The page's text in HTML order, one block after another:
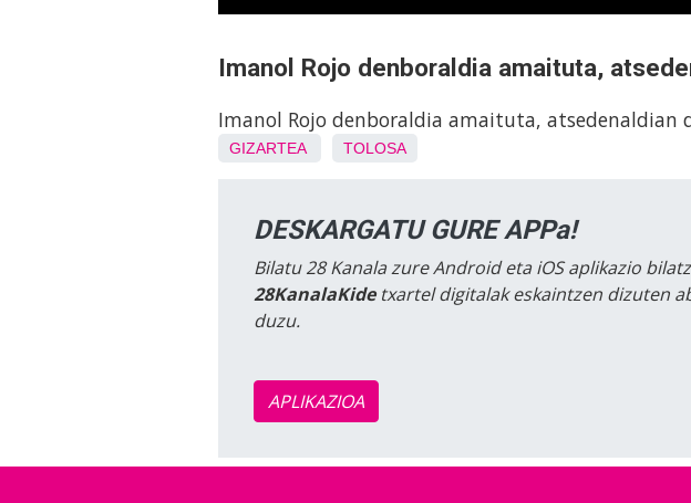
Imanol Rojo denboraldia amaituta,
Imanol Rojo denboraldia amaituta, atsedenaldian
GIZARTEA TOLOSA
DESKARGATU GURE APPa!
Bilatu 28 Kanala zure Android eta iOS aplikazio
28KanalaKidetxartel digitalak eskaintzen dizuten
duzu.
APLIKAZIOA